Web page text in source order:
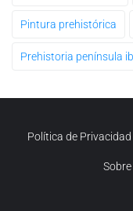
Pintura prehistórica
Prehistoria península
Política de Privacidad